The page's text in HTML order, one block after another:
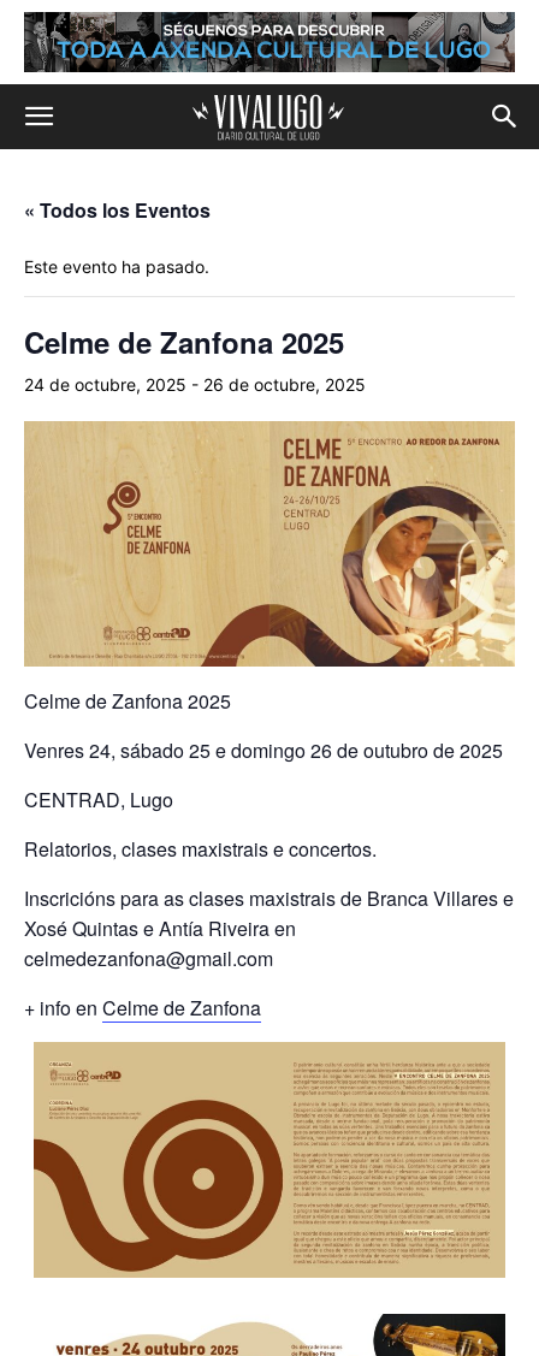
« Todos los Eventos
Este evento ha pasado.
Celme de Zanfona 2025
24 de octubre, 2025 - 26 de octubre, 2025
Celme de Zanfona 2025
Venres 24, sábado 25 e domingo 26 de outubro de 2025
CENTRAD, Lugo
Relatorios, clases maxistrais e concertos.
Inscricións para as clases maxistrais de Branca Villares e
Xosé Quintas e Antía Riveira en
celmedezanfona@gmail.com
+ info en Celme de Zanfona